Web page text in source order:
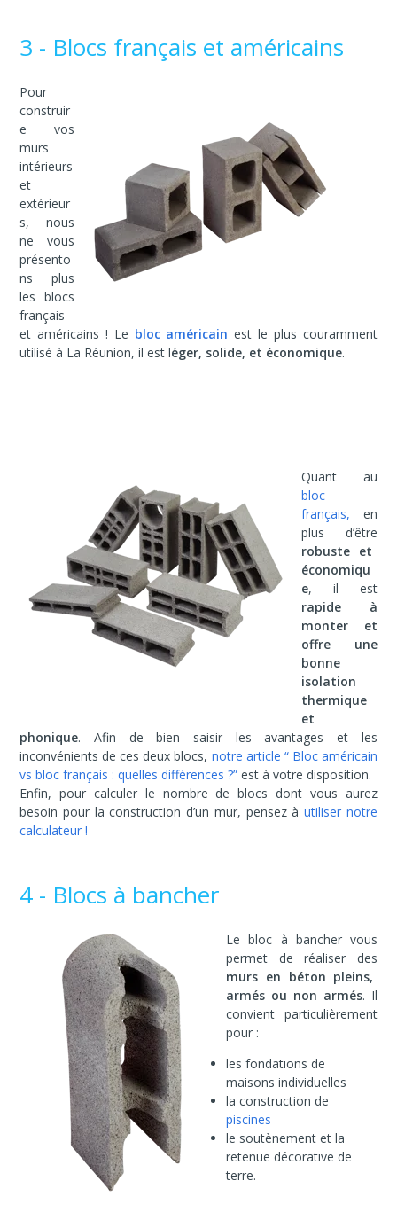
3 - Blocs français et américains
Pour
construir
e vos
murs
intérieurs
et
extérieur
s, nous
ne vous
présento
ns plus
les blocs
français
et américains ! Le bloc américain est le plus couramment
utilisé à La Réunion, il est léger, solide, et économique.
Quant au
bloc
français, en
plus d’être
robuste et
économiqu
e, il est
rapide à
monter et
offre une
bonne
isolation
thermique
et
phonique. Afin de bien saisir les avantages et les
inconvénients de ces deux blocs, notre article “ Bloc américain
vs bloc français : quelles différences ?” est à votre disposition.
Enfin, pour calculer le nombre de blocs dont vous aurez
besoin pour la construction d’un mur, pensez à utiliser notre
calculateur !
4 - Blocs à bancher
Le bloc à bancher vous
permet de réaliser des
murs en béton pleins,
armés ou non armés. Il
convient particulièrement
pour :
les fondations de
maisons individuelles
la construction de
piscines
le soutènement et la
retenue décorative de
terre.